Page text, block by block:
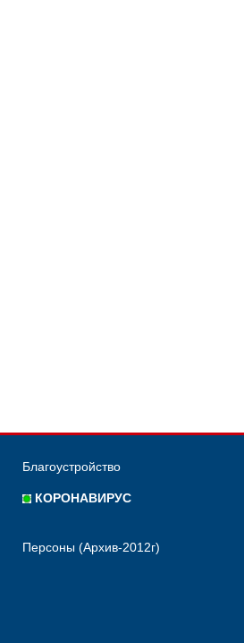
Благоустройство
КОРОНАВИРУС
Персоны (Архив-2012г)